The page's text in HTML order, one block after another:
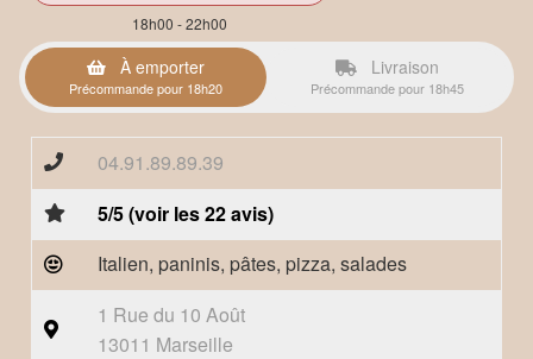
18h00 - 22h00
À emporter
Précommande pour 18h20
Livraison
Précommande pour 18h45
04.91.89.89.39
5/5 (voir les 22 avis)
Italien, paninis, pâtes, pizza, salades
1 Rue du 10 Août
13011 Marseille